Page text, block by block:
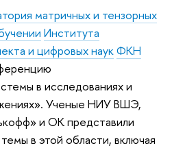
матричных и тензорных
Института
и цифровых наукФКН
в исследованиях и
Ученые НИУ ВШЭ,
и ОК представили
в этой области, включая